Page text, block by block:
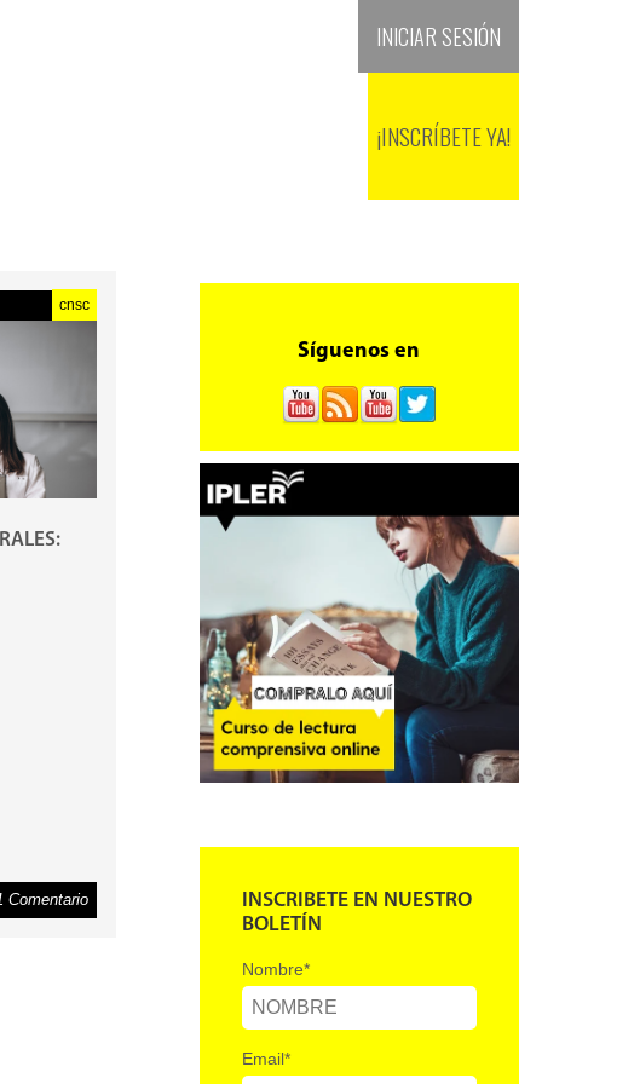
INICIAR SESIÓN
¡INSCRÍBETE YA!
cnsc
Comentario
Síguenos en
INSCRIBETE EN NUESTRO
BOLETÍN
Nombre*
Email*